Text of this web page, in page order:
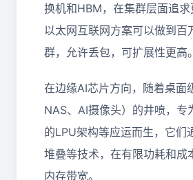
换机和HBM，在集群层面追求
以太网互联网方案可以做到百
群，允许丢包，可扩展性更高。
在边缘AI芯片方向，随着桌面
NAS、AI摄像头）的井喷，专
的LPU架构等应运而生，它们
堆叠等技术，在有限功耗和成
内存带宽。